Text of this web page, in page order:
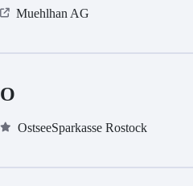
Muehlhan AG
O
OstseeSparkasse Rostock